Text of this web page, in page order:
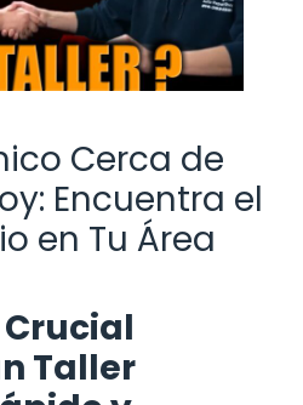
Cerca de
Encuentra el
en Tu Área
Crucial
Taller